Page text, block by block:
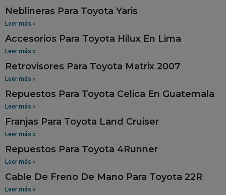
Neblineras Para Toyota Yaris
Leer más »
Accesorios Para Toyota Hilux En Lima
Leer más »
Retrovisores Para Toyota Matrix 2007
Leer más »
Repuestos Para Toyota Celica En Guatemala
Leer más »
Franjas Para Toyota Land Cruiser
Leer más »
Repuestos Para Toyota 4Runner
Leer más »
Cable De Freno De Mano Para Toyota 22R
Leer más »